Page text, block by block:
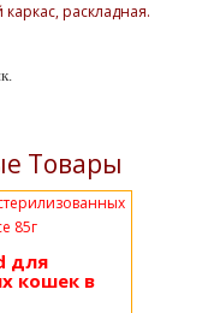
раскладная.
Товары
для
кошек в